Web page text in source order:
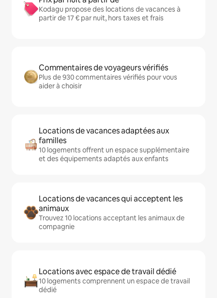
Kodagu propose des locations de vacances à
partir de 17 € par nuit, hors taxes et frais
Commentaires de voyageurs vérifiés
Plus de 930 commentaires vérifiés pour vous
aider à choisir
Locations de vacances adaptées aux
familles
10 logements offrent un espace supplémentaire
et des équipements adaptés aux enfants
Locations de vacances qui acceptent les
animaux
Trouvez 10 locations acceptant les animaux de
compagnie
Locations avec espace de travail dédié
10 logements comprennent un espace de travail
dédié